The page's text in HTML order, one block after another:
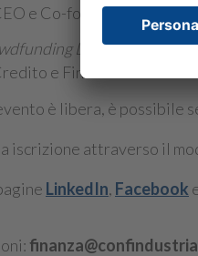
e Co-founder di
Lab
e Finanza
è libera, è possibile
iscrizione attraverso il
LinkedIn, Facebook